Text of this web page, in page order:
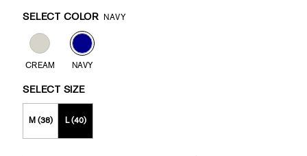
Variations
SELECT COLOR NAVY
CREAM NAVY
SELECT SIZE
M (38) L (40)